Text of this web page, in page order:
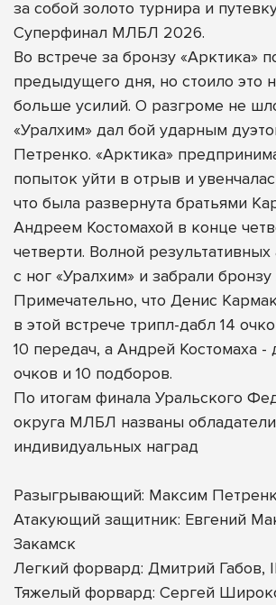
за собой золото турнира и
Суперфинал МЛБЛ 2026.
Во встрече за бронзу «Арктика»
предыдущего дня, но стоило это
больше усилий. О разгроме не
«Уралхим» дал бой ударным
Петренко. «Арктика»
попыток уйти в отрыв и
что была развернута братьями
Андреем Костомахой в конце
четверти. Волной результативных
с ног «Уралхим» и забрали
Примечательно, что Денис
в этой встрече трипл-дабл 14
10 передач, а Андрей Костомаха -
очков и 10 подборов.
По итогам финала Уральского
округа МЛБЛ названы обладатели
индивидуальных наград
Разыгрывающий: Максим
Атакующий защитник: Евгений
Закамск
Легкий форвард: Дмитрий Габов,
Тяжелый форвард: Сергей